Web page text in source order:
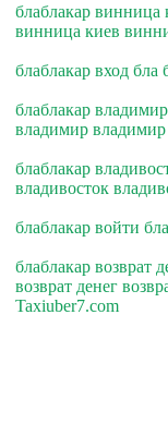
блаблакар винница
винница киев
блаблакар вход бла
блаблакар
владимир владимир
блаблакар
владивосток
блаблакар войти
блаблакар возврат
возврат денег
Taxiuber7.com